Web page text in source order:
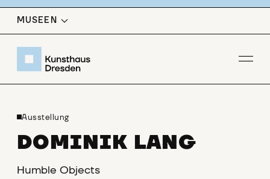
MUSEEN
Ausstellung
DOMINIK LANG
Humble Objects